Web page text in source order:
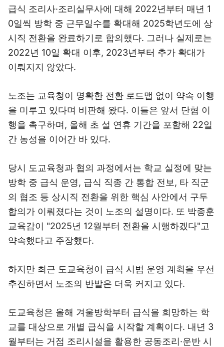
급식 조리사·조리실무사에 대해 2022년부터 매년 1
0일씩 방학 중 근무일수를 확대해 2025학년도에 상
시직 전환을 완료하기로 합의했다. 그러나 실제로는
2022년 10일 확대 이후, 2023년부터 추가 확대가
이뤄지지 않았다.
노조는 교육청이 명확한 전환 로드맵 없이 약속 이행
을 미루고 있다며 비판해 왔다. 이들은 앞서 단협 이
행을 촉구하며, 올해 초 설 연휴 기간을 포함해 22일
간 농성을 이어간 바 있다.
당시 도교육청과 협의 과정에서는 학교 실정에 맞는
방학 중 급식 운영, 급식 직종 간 통합 전보, 타 직군
의 협조 등 상시직 전환을 위한 핵심 사안에서 구두
합의가 이뤄졌다는 것이 노조의 설명이다. 또 박종훈
교육감이 "2025년 12월부터 전환을 시행하겠다"고
약속했다고 주장했다.
하지만 최근 도교육청이 급식 시범 운영 계획을 우선
추진하면서 노조의 반발은 더욱 커지고 있다.
도교육청은 올해 겨울방학부터 급식을 희망하는 학
교를 대상으로 개별 급식을 시작할 계획이다. 내년 3
월부터는 거점 조리시설을 활용한 공동조리·운반 시